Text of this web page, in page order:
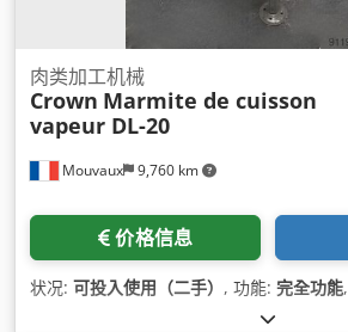
Mouvaux 9,760 km
肉类加工机械
Crown Marmite de cuisson
vapeur DL-20
价格信息
状况: 可投入使用（二手） , 功能: 完全功能,